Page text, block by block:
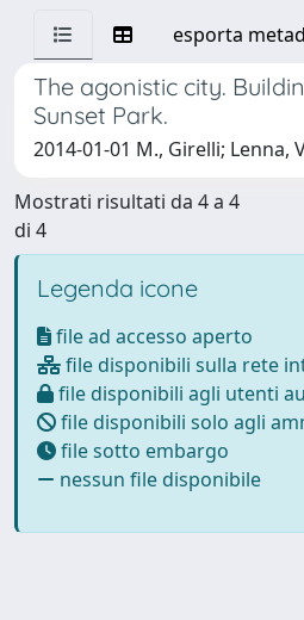
esporta
The agonistic city.
Sunset Park.
2014-01-01 M., Girelli; Lenna,
Mostrati risultati da 4 a 4
di 4
Legenda icone
file ad accesso aperto
file disponibili sulla rete
file disponibili agli utenti
file disponibili solo agli
file sotto embargo
nessun file disponibile